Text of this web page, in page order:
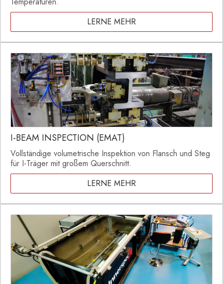
LERNE MEHR
I-BEAM INSPECTION (EMAT)
Vollständige volumetrische Inspektion von Flansch und Steg
für I-Träger mit großem Querschnitt.
LERNE MEHR